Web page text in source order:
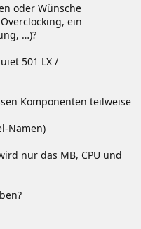
oder Wünsche
ein
…)?
501 LX /
Komponenten teilweise
Namen)
nur das MB, CPU und